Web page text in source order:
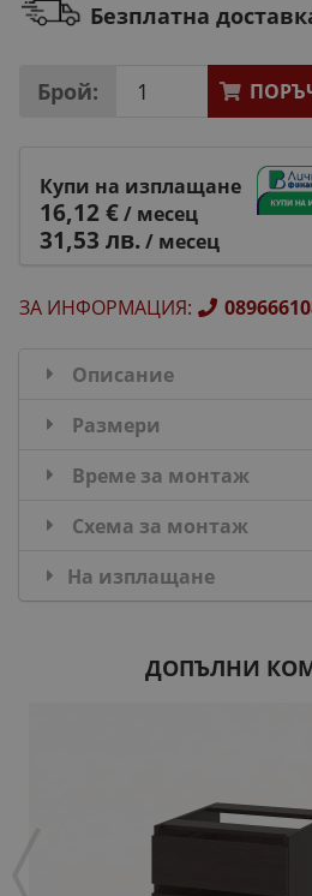
Безплатна
Брой:
Купи на изплащане
16,12 €/ месец
31,53 лв./ месец
ЗА ИНФОРМАЦИЯ:
Описание
Размери
Време за монтаж
Схема за монтаж
На изплащане
ДОПЪЛНИ